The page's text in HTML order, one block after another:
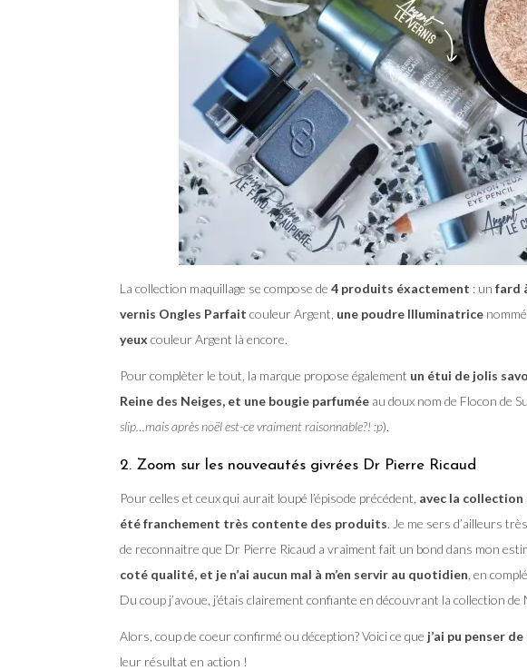
La collection maquillage se compose de 4 produits éxactement : un fard
vernis Ongles Parfait couleur Argent, une poudre Illuminatrice
yeux couleur Argent là encore.
Pour complèter le tout, la marque propose également un étui de jolis
Reine des Neiges, et une bougie parfumée au doux nom de Flocon de
slip…mais après noël est-ce vraiment raisonnable?! :p).
2. Zoom sur les nouveautés givrées Dr Pierre Ricaud
Pour celles et ceux qui aurait loupé l’épisode précédent, avec la collection
été franchement très contente des produits. Je me sers d’ailleurs
de reconnaitre que Dr Pierre Ricaud a vraiment fait un bond dans mon
coté qualité, et je n’ai aucun mal à m’en servir au quotidien , en
Du coup j’avoue, j’étais clairement confiante en découvrant la collection de
Alors, coup de coeur confirmé ou déception? Voici ce que j’ai pu penser
leur résultat en action !